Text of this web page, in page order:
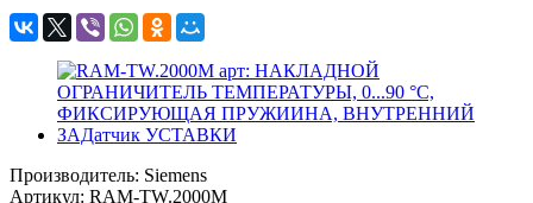
Производитель: Siemens
Артикул: RAM-TW.2000M